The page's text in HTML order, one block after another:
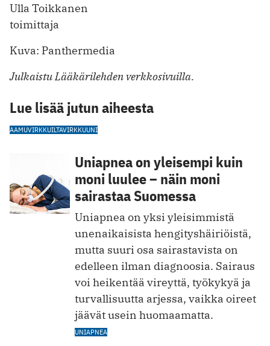
Ulla Toikkanen
toimittaja
Kuva: Panthermedia
Julkaistu Lääkärilehden verkkosivuilla.
Lue lisää jutun aiheesta
AAMUVIRKKUILTAVIRKKUUNI
Uniapnea on yleisempi kuin
moni luulee – näin moni
sairastaa Suomessa
Uniapnea on yksi yleisimmistä
unenaikaisista hengityshäiriöistä,
mutta suuri osa sairastavista on
edelleen ilman diagnoosia. Sairaus
voi heikentää vireyttä, työkykyä ja
turvallisuutta arjessa, vaikka oireet
jäävät usein huomaamatta.
UNIAPNEA